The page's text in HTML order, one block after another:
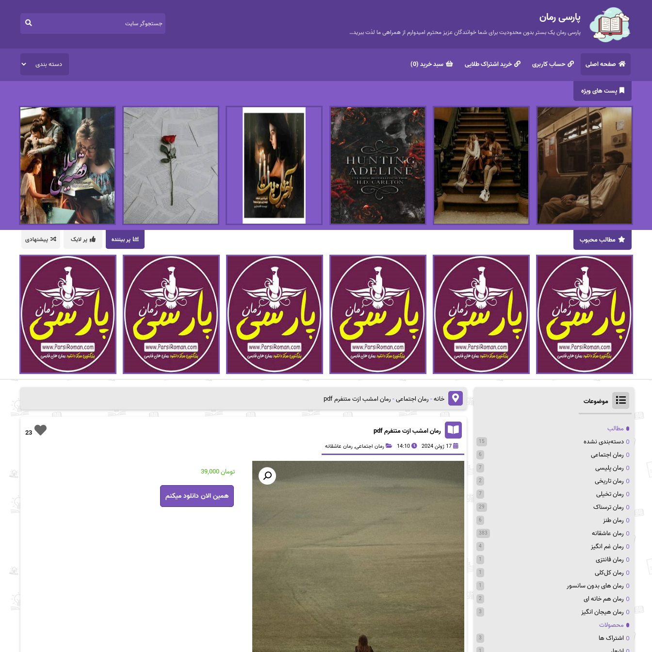
پارسی رمان
پارسی رمان یک بستر بدون محدودیت برای شما خوانندگان عزیز محترم امیدوارم از همراهی ما لذت ببرید…
صفحه اصلی حساب کاربری خرید اشتراک طلایی سبد خرید (0)
پست های ویژه
پر بیننده پر لایک پیشنهادی مطالب محبوب
خانه-رمان اجتماعی-رمان امشب ازت متنفرم pdf
23 رمان امشب ازت متنفرم pdf
17 ژوئن 2024 14:10 رمان اجتماعی,رمان عاشقانه
تومان39,000
رمان
امشب
ازت
همین الان دانلود میکنم
موضوعات
مطالب
دسته‌بندی نشده
15
رمان اجتماعی 6
رمان پلیسی 7
رمان تاریخی 2
رمان تخیلی 7
رمان ترسناک 29
رمان طنز 6
رمان عاشقانه 383
رمان غم انگیز 4
رمان فانتزی 1
رمان کل‌کلی 1
رمان های بدون سانسور 1
رمان هم خانه ای 2
رمان هیجان انگیز 3
محصولات
اشتراک ها
3